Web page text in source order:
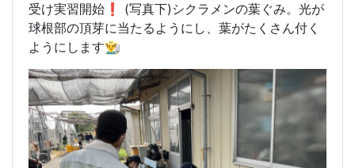
受け実習開始❗️ (写真下)シクラメンの葉ぐみ。光が
球根部の頂芽に当たるようにし、葉がたくさん付く
ようにします👨‍🌾